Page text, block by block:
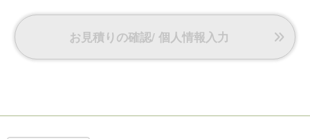
お見積りの確認/ 個人情報入力